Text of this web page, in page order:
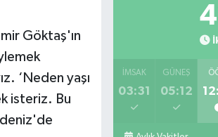
Göktaş'ın
‘Neden yaşı
isteriz. Bu
İMSAK
03:31
GÜNEŞ
05:12